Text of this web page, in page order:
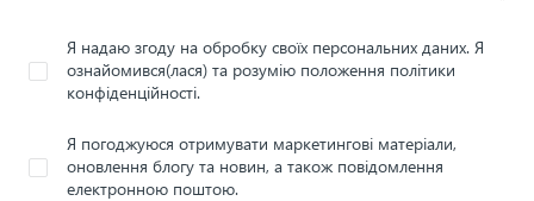
Я надаю згоду на обробку своїх персональних даних. Я
ознайомився(лася) та розумію положення політики
конфіденційності.
Я погоджуюся отримувати маркетингові матеріали,
оновлення блогу та новин, а також повідомлення
електронною поштою.